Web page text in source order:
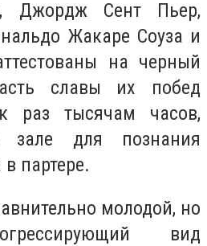
Джордж Сент Пьер,
Жакаре Соуза и
на черный
славы их побед
раз тысячам часов,
зале для познания
партере.
молодой, но
вид